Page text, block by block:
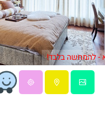
- להמחשה בלבד!